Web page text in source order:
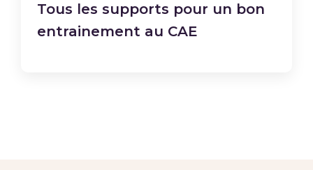
Tous les supports pour un bon
entrainement au CAE